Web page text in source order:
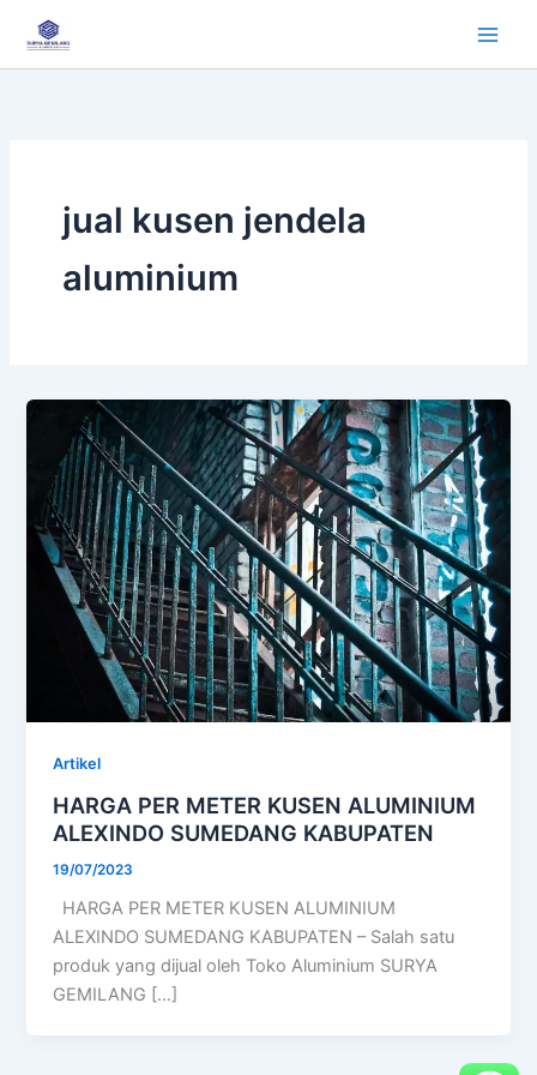
konten
jual kusen jendela
aluminium
Artikel
HARGA PER METER KUSEN ALUMINIUM
ALEXINDO SUMEDANG KABUPATEN
19/07/2023
HARGA PER METER KUSEN ALUMINIUM
ALEXINDO SUMEDANG KABUPATEN – Salah satu
produk yang dijual oleh Toko Aluminium SURYA
GEMILANG […]